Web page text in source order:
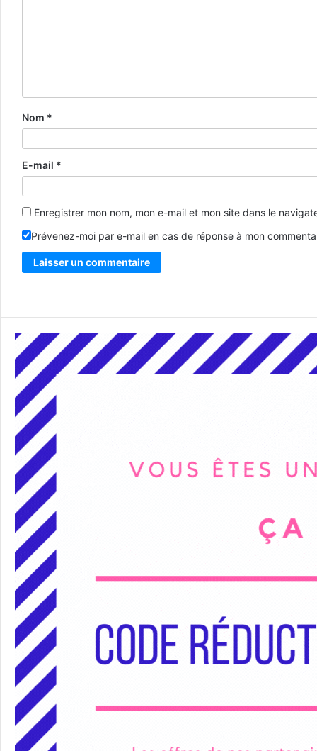
Nom *
E-mail *
Enregistrer mon nom, mon e-mail et mon site dans le
Prévenez-moi par e-mail en cas de réponse à mon